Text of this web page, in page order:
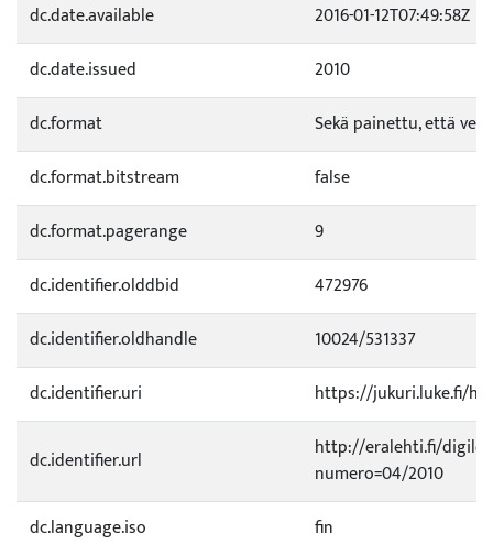
dc.date.available
2016-01-12T07:49:58Z
dc.date.issued
2010
dc.format
Sekä painettu, että
dc.format.bitstream
false
dc.format.pagerange
9
dc.identifier.olddbid
472976
dc.identifier.oldhandle
10024/531337
dc.identifier.uri
https://jukuri.luke.fi/
dc.identifier.url
http://eralehti.fi/
numero=04/2010
dc.language.iso
fin